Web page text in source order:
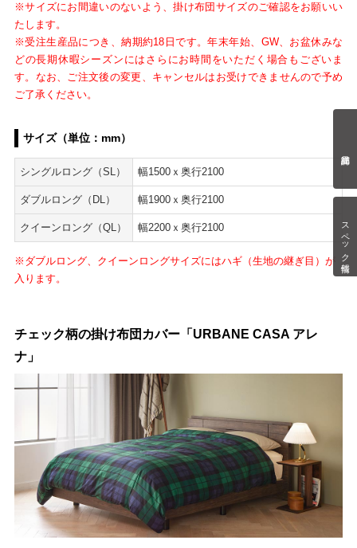
スペック情報
※サイズにお間違いのないよう、掛け布団サイズのご確認をお願いい
たします。
※受注生産品につき、納期約18日です。年末年始、GW、お盆休みな
どの長期休暇シーズンにはさらにお時間をいただく場合もございま
す。なお、ご注文後の変更、キャンセルはお受けできませんので予め
ご了承ください。
サイズ（単位：mm）
シングルロング（SL） 幅1500ｘ奥行2100
ダブルロング（DL） 幅1900ｘ奥行2100
クイーンロング（QL） 幅2200ｘ奥行2100
※ダブルロング、クイーンロングサイズにはハギ（生地の継ぎ目）が
入ります。
チェック柄の掛け布団カバー「URBANE CASA アレ
ナ」